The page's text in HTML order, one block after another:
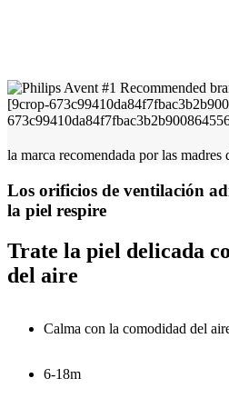
la marca recomendada por las madres
Los orificios de ventilación
la piel respire
Trate la piel delicada
del aire
Calma con la comodidad del
6-18m